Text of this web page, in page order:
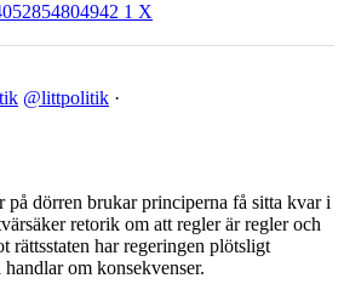
1 X
@littpolitik ·
på dörren brukar principerna få sitta kvar i
retorik om att regler är regler och
rättsstaten har regeringen plötsligt
om konsekvenser.